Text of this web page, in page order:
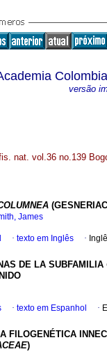
versão
nat. vol.36 no.139
James
· texto em Inglês ·
DE LA SUBFAMILIA
· texto em Espanhol ·
FILOGENÉTICA
)